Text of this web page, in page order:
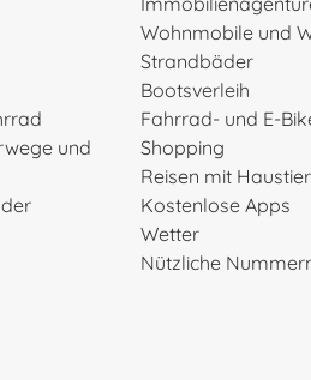
und
Wohnmobile und
Strandbäder
Bootsverleih
Fahrrad- und E-
Shopping
Reisen mit
Kostenlose Apps
Wetter
Nützliche